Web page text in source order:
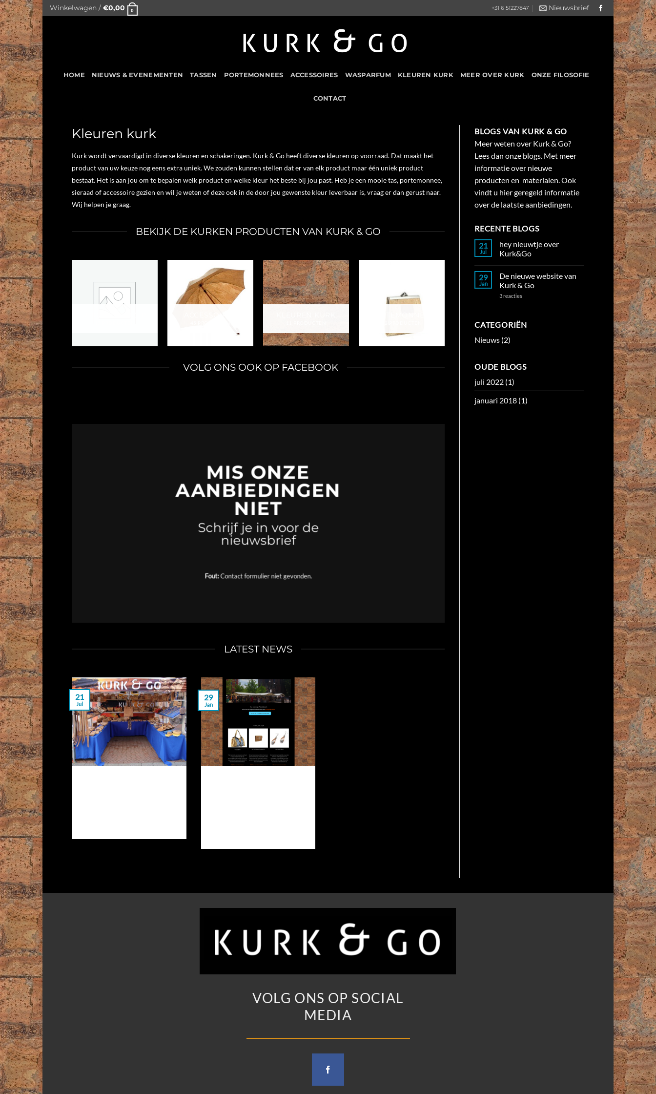
Skip
to
content
Winkelwagen / €0,00 0 +31 6 51227847 Nieuwsbrief
HOME NIEUWS & EVENEMENTEN TASSEN PORTEMONNEES ACCESSOIRES WASPARFUM KLEUREN KURK MEER OVER KURK ONZE FILOSOFIE
CONTACT
Kleuren kurk
Kurk wordt vervaardigd in diverse kleuren en schakeringen. Kurk & Go heeft diverse kleuren op voorraad. Dat maakt het
product van uw keuze nog eens extra uniek. We zouden kunnen stellen dat er van elk product maar één uniek product
bestaat. Het is aan jou om te bepalen welk product en welke kleur het beste bij jou past. Heb je een mooie tas, portemonnee,
sieraad of accessoire gezien en wil je weten of deze ook in de door jou gewenste kleur leverbaar is, vraag er dan gerust naar.
Wij helpen je graag.
BEKIJK DE KURKEN PRODUCTEN VAN KURK & GO
67 PRODUCTEN
WASPARFUM
VOLG ONS OOK OP FACEBOOK
MIS ONZE
AANBIEDINGEN
NIET
Schrijf je in voor de
nieuwsbrief
Fout:Contact formulier niet gevonden.
LATEST NEWS
21
Jul
29
Jan
BLOGS VAN KURK & GO
Meer weten over Kurk & Go?
Lees dan onze blogs. Met meer
informatie over nieuwe
producten en materialen. Ook
vindt u hier geregeld informatie
over de laatste aanbiedingen.
RECENTE BLOGS
21
Jul
hey nieuwtje over
Kurk&Go
op
hey
nieuwtje
over
29
Jan
De nieuwe website van
Kurk & Go
3 reactiesop
van
Kurk
CATEGORIËN
Nieuws (2)
OUDE BLOGS
juli 2022 (1)
januari 2018 (1)
VOLG ONS OP SOCIAL
MEDIA